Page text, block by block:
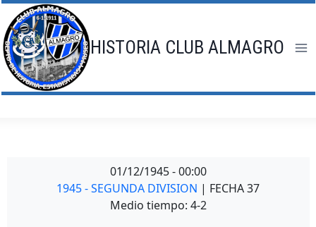
Saltar
al
contenido
HISTORIA CLUB ALMAGRO
01/12/1945 - 00:00
1945 - SEGUNDA DIVISION | FECHA 37
Medio tiempo: 4-2